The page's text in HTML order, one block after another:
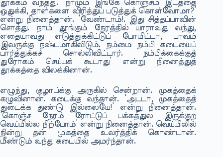
தூக்கம் வந்தது. ‘நாமும் இங்கே கொஞ்சம் இடத்தை
ஒதுக்கி, தாள்களை விரித்துப் படுத்துக் கொள்வோமா?’
என்று நினைத்தான். ‘வேண்டாம்!. இது சித்தப்பாவின்
சொத்து. நாம் தூங்கும் நேரத்தில் யாராவது வந்து,
எதையாவது எடுத்துக்கிட்டுப் போயிட்டா, பாவம்
இவருக்கு நஷ்டமாகிவிடும். நம்மை நம்பி கடையைப்
பார்த்துக்கச் சொல்லிவிட்டார். நம்பிக்கைக்குத்
துரோகம் செய்யக் கூடாது’ என்று நினைத்துத்
தூக்கத்தை விலக்கினான்.
எழுந்து, குழாய்க்கு அருகில் சென்றான். முகத்தைக்
கழுவினான். கடைக்கு வந்தான். ‘அடடா, முகத்தைத்
துடைக்க துண்டு இல்லையே!’ என்று நினைத்தான்.
‘கொஞ்ச நேரம் ரோட்டுப் பக்கத்துல இருக்குற
வெய்யில்ல நிற்போம்’ என்று நினைத்தான். வெய்யிலில்
நின்று தன் முகத்தை உலர்த்திக் கொண்டான்.
மீண்டும் வந்து கடையில் அமர்ந்தான்.